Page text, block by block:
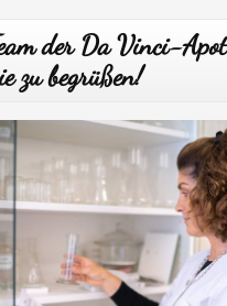
der Da Vinci-
zu begrüßen!